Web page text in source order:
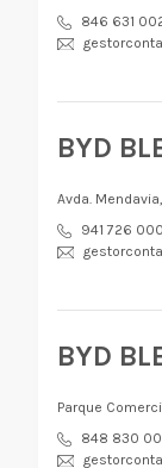
846 631
BYD
Avda.
941 726 000
BYD
Parque
848 830